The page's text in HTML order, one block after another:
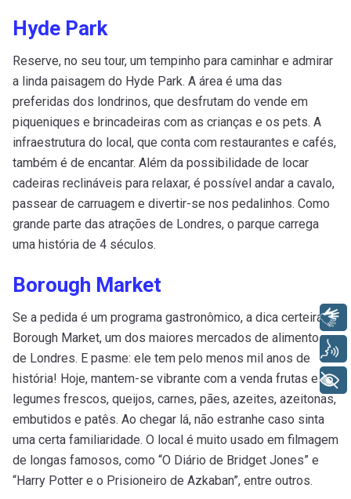
Hyde Park
Reserve, no seu tour, um tempinho para caminhar e admirar
a linda paisagem do Hyde Park. A área é uma das
preferidas dos londrinos, que desfrutam do vende em
piqueniques e brincadeiras com as crianças e os pets. A
infraestrutura do local, que conta com restaurantes e cafés,
também é de encantar. Além da possibilidade de locar
cadeiras reclináveis para relaxar, é possível andar a cavalo,
passear de carruagem e divertir-se nos pedalinhos. Como
grande parte das atrações de Londres, o parque carrega
uma história de 4 séculos.
Borough Market
Se a pedida é um programa gastronômico, a dica certeira é
Borough Market, um dos maiores mercados de alimentos
de Londres. E pasme: ele tem pelo menos mil anos de
história! Hoje, mantem-se vibrante com a venda frutas e
legumes frescos, queijos, carnes, pães, azeites, azeitonas,
embutidos e patês. Ao chegar lá, não estranhe caso sinta
uma certa familiaridade. O local é muito usado em filmagem
de longas famosos, como “O Diário de Bridget Jones” e
“Harry Potter e o Prisioneiro de Azkaban”, entre outros.
Libras
+ Acessibilidade